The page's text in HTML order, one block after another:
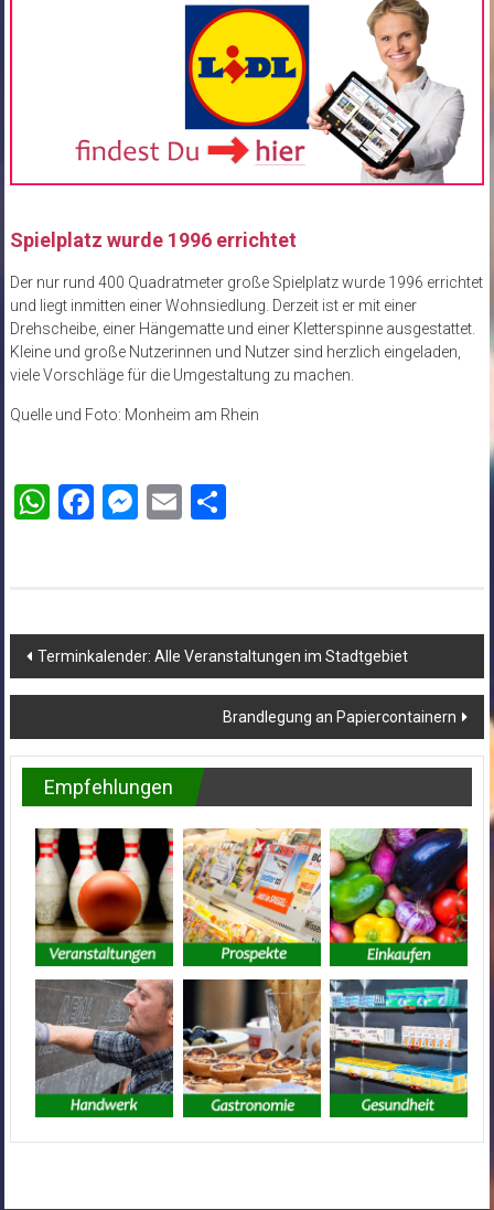
Spielplatz wurde 1996 errichtet
Der nur rund 400 Quadratmeter große Spielplatz wurde 1996 errichtet
und liegt inmitten einer Wohnsiedlung. Derzeit ist er mit einer
Drehscheibe, einer Hängematte und einer Kletterspinne ausgestattet.
Kleine und große Nutzerinnen und Nutzer sind herzlich eingeladen,
viele Vorschläge für die Umgestaltung zu machen.
Quelle und Foto: Monheim am Rhein
WhatsApp
Facebook
Messenger
EmailTeilen
Beitragsnavigation
Terminkalender: Alle Veranstaltungen im Stadtgebiet
Brandlegung an Papiercontainern
Empfehlungen